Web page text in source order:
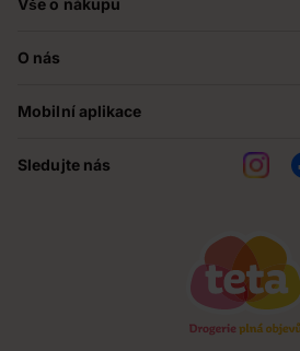
Vše o nákupu
Prodejny
Obchodní podmínky
O nás
Teta pomáhá
Mobilní aplikace
Sledujte nás